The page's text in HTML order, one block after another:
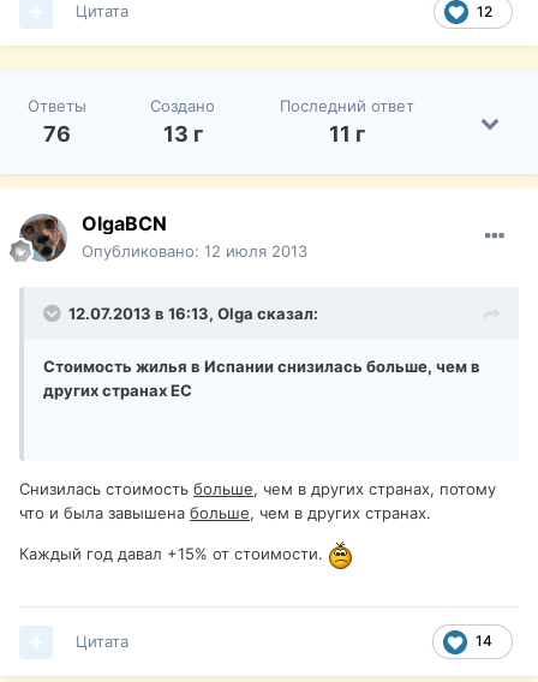
12
Цитата
Ответы
76
Создано
13 г
Последний ответ
11 г
OlgaBCN
Опубликовано: 12 июля 2013
12.07.2013 в 16:13, Olga сказал:
Стоимость жилья в Испании снизилась больше, чем в
других странах ЕС
Снизилась стоимость больше, чем в других странах, потому
что и была завышена больше, чем в других странах.
Каждый год давал +15% от стоимости.
14
Цитата